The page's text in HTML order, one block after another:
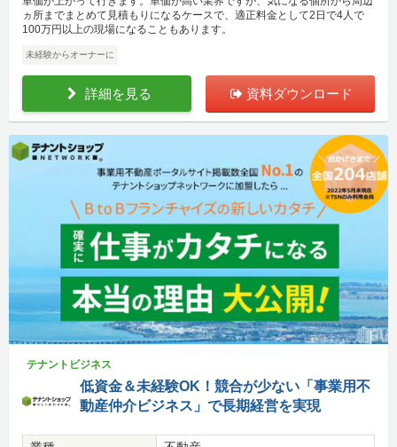
ヵ所までまとめて見積もりになるケースで、適正料金として2日で4人で
100万円以上の現場になることもあります。
未経験からオーナーに
詳細を見る 資料ダウンロード
テナントビジネス
低資金＆未経験OK！競合が少ない「事業用不
動産仲介ビジネス」で長期経営を実現